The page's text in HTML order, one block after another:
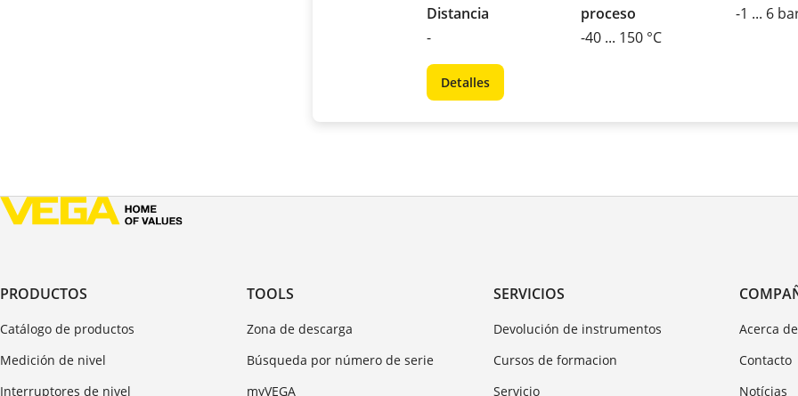
Distancia
-
proceso
-40 ... 150 °C
-1 ... 6
Detalles
PRODUCTOS
Catálogo de productos
Medición de nivel
Interruptores de nivel
TOOLS
Zona de descarga
Búsqueda por número de serie
myVEGA
SERVICIOS
Devolución de instrumentos
Cursos de formacion
Servicio
Acerca
Contacto
Notícias